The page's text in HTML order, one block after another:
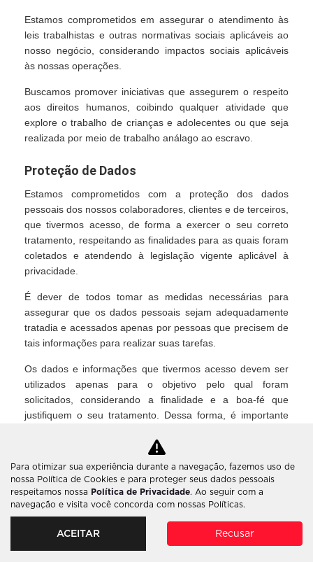
Estamos comprometidos em assegurar o atendimento às
leis trabalhistas e outras normativas sociais aplicáveis ao
nosso negócio, considerando impactos sociais aplicáveis
às nossas operações.
Buscamos promover iniciativas que assegurem o respeito
aos direitos humanos, coibindo qualquer atividade que
explore o trabalho de crianças e adolecentes ou que seja
realizada por meio de trabalho análago ao escravo.
Proteção de Dados
Estamos comprometidos com a proteção dos dados
pessoais dos nossos colaboradores, clientes e de terceiros,
que tivermos acesso, de forma a exercer o seu correto
tratamento, respeitando as finalidades para as quais foram
coletados e atendendo à legislação vigente aplicável à
privacidade.
É dever de todos tomar as medidas necessárias para
assegurar que os dados pessoais sejam adequadamente
tratadia e acessados apenas por pessoas que precisem de
tais informações para realizar suas tarefas.
Os dados e informações que tivermos acesso devem ser
utilizados apenas para o objetivo pelo qual foram
solicitados, considerando a finalidade e a boa-fé que
justifiquem o seu tratamento. Dessa forma, é importante
Obter consentimento do responsável pelos dados
quanto ao seu tratamento e uso;
Apenas solicitar dados quando forem adequados e
necessários;
Armazená-los somente o tempo necessário para atingir
Para otimizar sua experiência durante a navegação, fazemos uso de
nossa Política de Cookies e para proteger seus dados pessoais
respeitamos nossa Política de Privacidade. Ao seguir com a
navegação e visita você concorda com nossas Políticas.
ACEITAR Recusar